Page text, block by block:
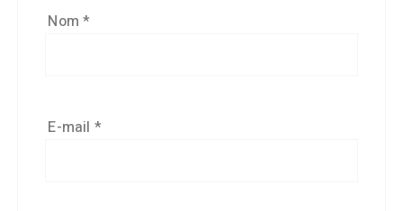
Nom*
E-mail *